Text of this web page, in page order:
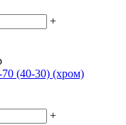
+
(40-30) (хром)
+